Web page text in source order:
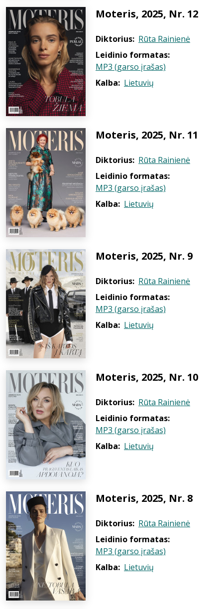
Moteris, 2025, Nr. 12
Diktorius: Rūta Rainienė
Leidinio formatas:
MP3 (garso įrašas)
Kalba: Lietuvių
Moteris, 2025, Nr. 11
Diktorius: Rūta Rainienė
Leidinio formatas:
MP3 (garso įrašas)
Kalba: Lietuvių
Moteris, 2025, Nr. 9
Diktorius: Rūta Rainienė
Leidinio formatas:
MP3 (garso įrašas)
Kalba: Lietuvių
Moteris, 2025, Nr. 10
Diktorius: Rūta Rainienė
Leidinio formatas:
MP3 (garso įrašas)
Kalba: Lietuvių
Moteris, 2025, Nr. 8
Diktorius: Rūta Rainienė
Leidinio formatas:
MP3 (garso įrašas)
Kalba: Lietuvių